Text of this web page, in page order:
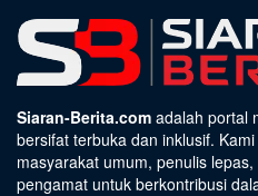
Siaran-Berita.com adalah portal
bersifat terbuka dan inklusif.
masyarakat umum, penulis
pengamat untuk berkontribusi